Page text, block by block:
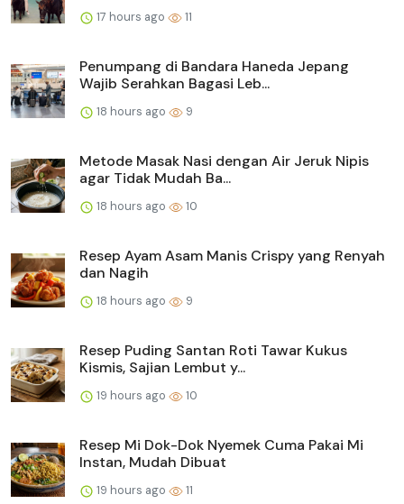
17 hours ago 11
Penumpang di Bandara Haneda Jepang
Wajib Serahkan Bagasi Leb...
18 hours ago 9
Metode Masak Nasi dengan Air Jeruk Nipis
agar Tidak Mudah Ba...
18 hours ago 10
Resep Ayam Asam Manis Crispy yang Renyah
dan Nagih
18 hours ago 9
Resep Puding Santan Roti Tawar Kukus
Kismis, Sajian Lembut y...
19 hours ago 10
Resep Mi Dok-Dok Nyemek Cuma Pakai Mi
Instan, Mudah Dibuat
19 hours ago 11